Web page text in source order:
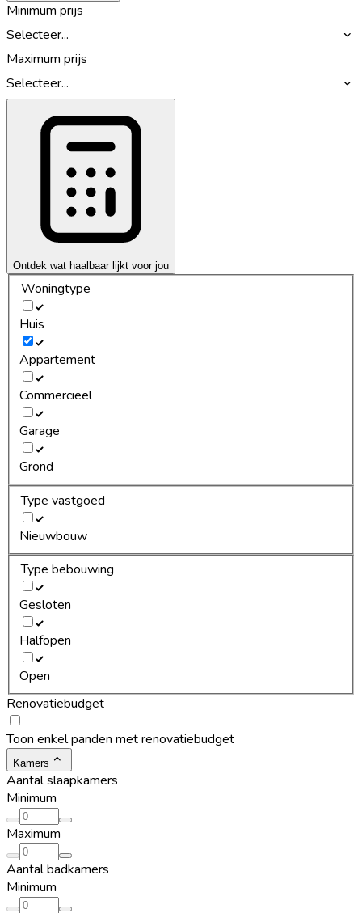
Minimum prijs
Selecteer...
Maximum prijs
Selecteer...
Ontdek wat haalbaar lijkt voor jou
Woningtype
Huis
Appartement
Commercieel
Garage
Grond
Type vastgoed
Nieuwbouw
Type bebouwing
Gesloten
Halfopen
Open
Renovatiebudget
Toon enkel panden met renovatiebudget
Kamers
Aantal slaapkamers
Minimum
Maximum
Aantal badkamers
Minimum